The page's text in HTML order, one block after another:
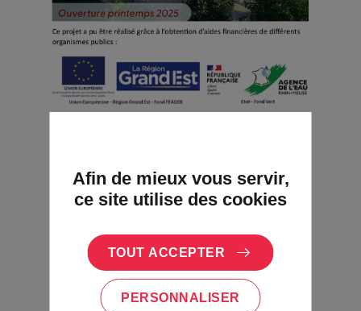
Afin de mieux vous servir,
ce site utilise des cookies
TOUT ACCEPTER
PERSONNALISER